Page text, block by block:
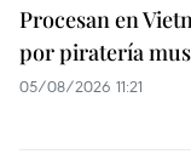
Procesan en
por piratería
05/08/2026 11:21